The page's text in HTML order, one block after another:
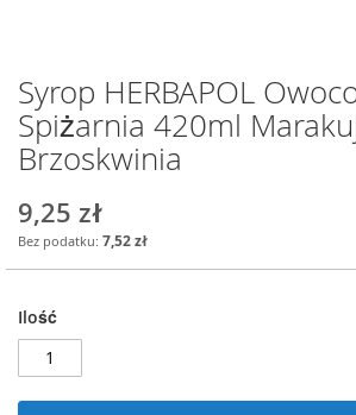
Przejdź
na
początek
galerii
Syrop HERBAPOL
Spiżarnia 420ml
Brzoskwinia
9,25 zł
7,52 zł
Ilość